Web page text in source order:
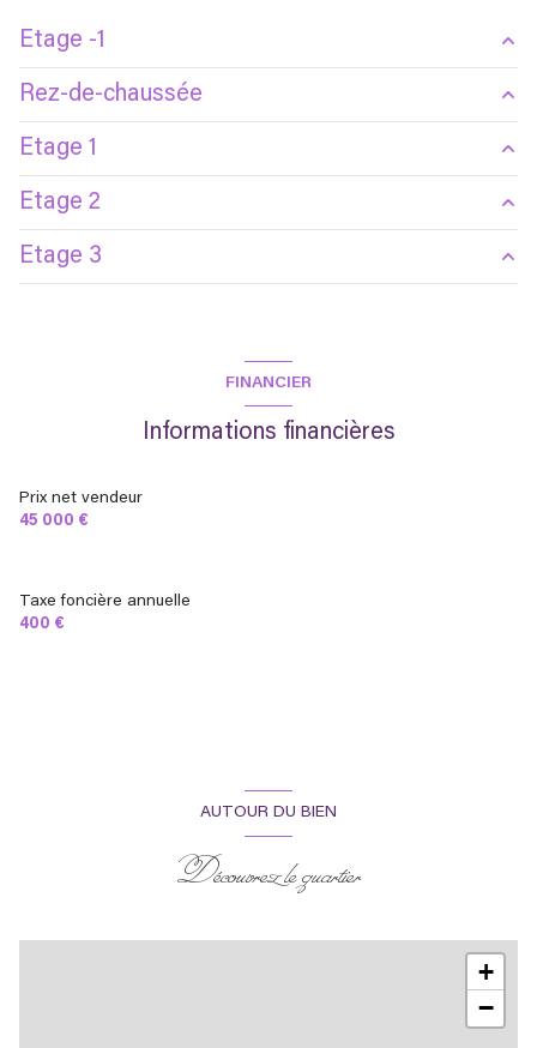
Etage -1
Chaufferie m²
WC
Rez-de-chaussée
salon/sejour
cuisine m²
Etage 1
chambre
chambre m²
Etage 2
palier
Etage 3
FINANCIER
Informations financières
Prix net vendeur
45 000 €
Taxe foncière annuelle
400 €
AUTOUR DU BIEN
Découvrez le quartier
+
−